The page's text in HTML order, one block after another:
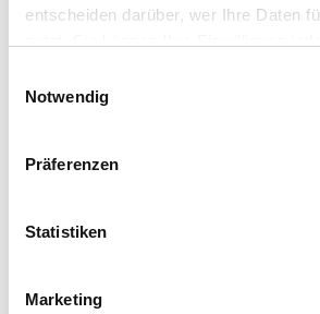
entscheiden darüber, wer Ihre Daten
Trigger Symbol ändern oder widerrufen
Informationen über Ihre
können
bestimmten Merkmalen
Notwendig
Präferenzen
Statistiken
Marketing
Eine Woche Allgäu - so wie sie